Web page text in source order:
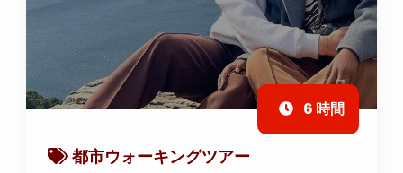
6 時間
都市ウォーキングツアー